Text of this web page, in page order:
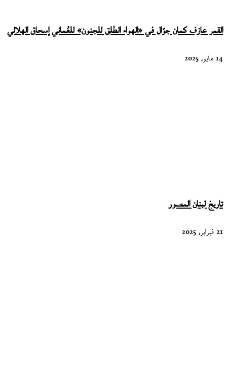
القمر عازف كمان جوّال في «الهواء الطلق للجنون» للعُماني إسحاق الهلالي
14 مايو، 2025
تاريخ لبنان المصور
21 فبراير، 2025